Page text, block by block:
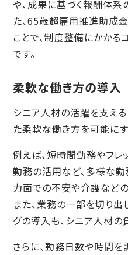
や、成果に基づく報酬体系
た、65歳超雇用推進助成
ことで、制度整備にかかる
です。
柔軟な働き方の導入
シニア人材の活躍を支え
た柔軟な働き方を可能に
例えば、短時間勤務やフレ
勤務の活用など、多様な
力面での不安や介護など
また、業務の一部を切り出
グの導入も、シニア人材の
さらに、勤務日数や時間